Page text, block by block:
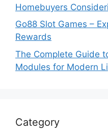
Homebuyers
Go88 Slot Games –
Rewards
The Complete Guide
Modules for Modern
Category